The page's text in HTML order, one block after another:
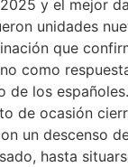
y el mejor
unidades
que
como
de los
de ocasión
un descenso
hasta